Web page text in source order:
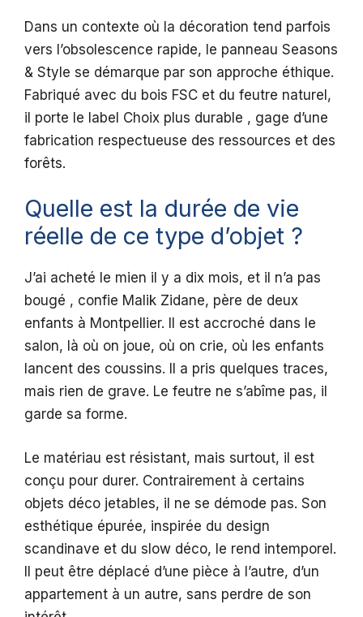
Dans un contexte où la décoration tend parfois
vers l’obsolescence rapide, le panneau Seasons
& Style se démarque par son approche éthique.
Fabriqué avec du bois FSC et du feutre naturel,
il porte le label Choix plus durable , gage d’une
fabrication respectueuse des ressources et des
forêts.
Quelle est la durée de vie
réelle de ce type d’objet ?
J’ai acheté le mien il y a dix mois, et il n’a pas
bougé , confie Malik Zidane, père de deux
enfants à Montpellier. Il est accroché dans le
salon, là où on joue, où on crie, où les enfants
lancent des coussins. Il a pris quelques traces,
mais rien de grave. Le feutre ne s’abîme pas, il
garde sa forme.
Le matériau est résistant, mais surtout, il est
conçu pour durer. Contrairement à certains
objets déco jetables, il ne se démode pas. Son
esthétique épurée, inspirée du design
scandinave et du slow déco, le rend intemporel.
Il peut être déplacé d’une pièce à l’autre, d’un
appartement à un autre, sans perdre de son